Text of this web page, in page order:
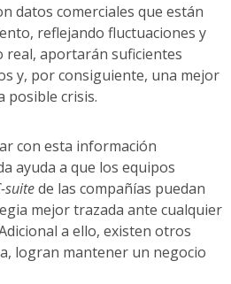
datos comerciales que están
reflejando fluctuaciones y
real, aportarán suficientes
y, por consiguiente, una mejor
posible crisis.
con esta información
ayuda a que los equipos
suitede las compañías puedan
mejor trazada ante cualquier
a ello, existen otros
logran mantener un negocio